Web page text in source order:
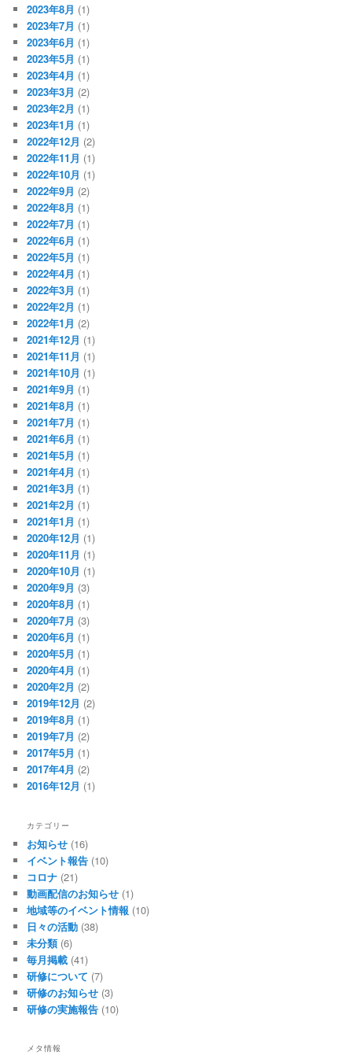
2023年8月 (1)
2023年7月 (1)
2023年6月 (1)
2023年5月 (1)
2023年4月 (1)
2023年3月 (2)
2023年2月 (1)
2023年1月 (1)
2022年12月 (2)
2022年11月 (1)
2022年10月 (1)
2022年9月 (2)
2022年8月 (1)
2022年7月 (1)
2022年6月 (1)
2022年5月 (1)
2022年4月 (1)
2022年3月 (1)
2022年2月 (1)
2022年1月 (2)
2021年12月 (1)
2021年11月 (1)
2021年10月 (1)
2021年9月 (1)
2021年8月 (1)
2021年7月 (1)
2021年6月 (1)
2021年5月 (1)
2021年4月 (1)
2021年3月 (1)
2021年2月 (1)
2021年1月 (1)
2020年12月 (1)
2020年11月 (1)
2020年10月 (1)
2020年9月 (3)
2020年8月 (1)
2020年7月 (3)
2020年6月 (1)
2020年5月 (1)
2020年4月 (1)
2020年2月 (2)
2019年12月 (2)
2019年8月 (1)
2019年7月 (2)
2017年5月 (1)
2017年4月 (2)
2016年12月 (1)
カテゴリー
お知らせ (16)
イベント報告 (10)
コロナ (21)
動画配信のお知らせ (1)
地域等のイベント情報 (10)
日々の活動 (38)
未分類(6)
毎月掲載 (41)
研修について (7)
研修のお知らせ (3)
研修の実施報告 (10)
メタ情報